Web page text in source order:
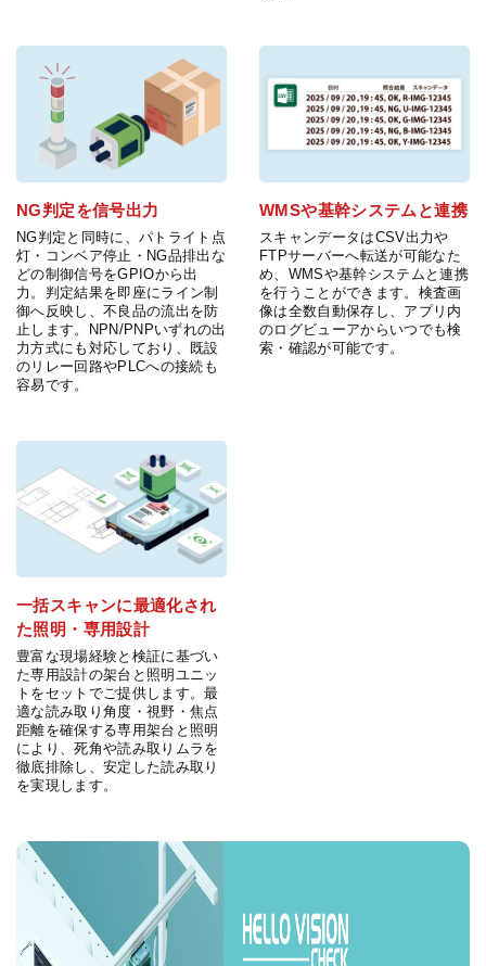
NG判定を信号出力
NG判定と同時に、パトライト点
灯・コンベア停止・NG品排出な
どの制御信号をGPIOから出
力。判定結果を即座にライン制
御へ反映し、不良品の流出を防
止します。NPN/PNPいずれの出
力方式にも対応しており、既設
のリレー回路やPLCへの接続も
容易です。
WMSや基幹システムと連携
スキャンデータはCSV出力や
FTPサーバーへ転送が可能なた
め、WMSや基幹システムと連携
を行うことができます。検査画
像は全数自動保存し、アプリ内
のログビューアからいつでも検
索・確認が可能です。
一括スキャンに最適化され
た照明・専用設計
豊富な現場経験と検証に基づい
た専用設計の架台と照明ユニッ
トをセットでご提供します。最
適な読み取り角度・視野・焦点
距離を確保する専用架台と照明
により、死角や読み取りムラを
徹底排除し、安定した読み取り
を実現します。